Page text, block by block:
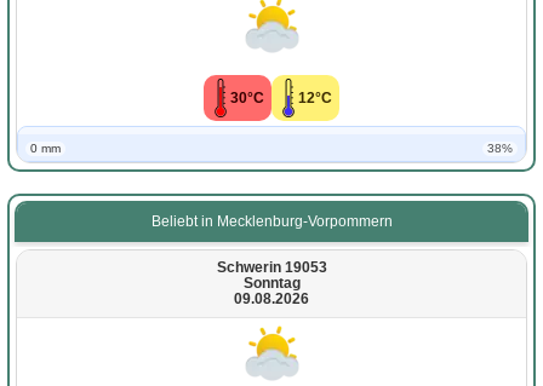
30°C 12°C
0 mm 38%
Beliebt in Mecklenburg-Vorpommern
Schwerin 19053
Sonntag
09.08.2026